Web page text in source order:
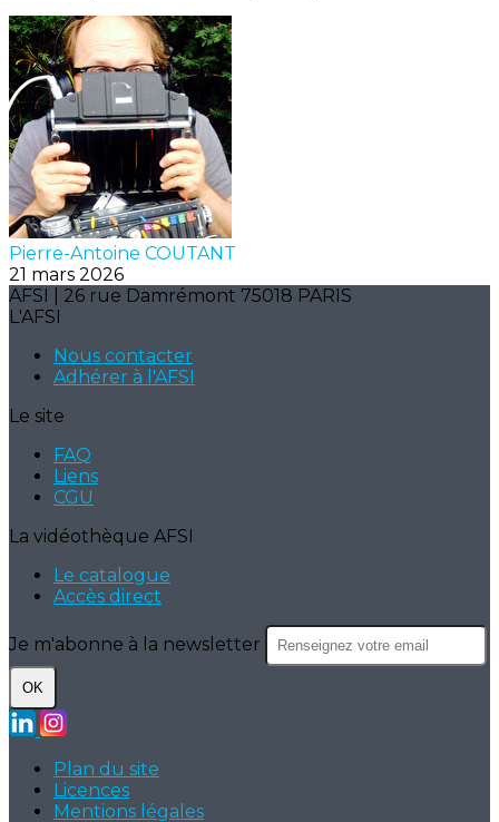
Pierre-Antoine COUTANT
21 mars 2026
AFSI | 26 rue Damrémont 75018 PARIS
L'AFSI
Nous contacter
Adhérer à l'AFSI
Le site
FAQ
Liens
CGU
La vidéothèque AFSI
Le catalogue
Accès direct
Je m'abonne à la newsletter
OK
Plan du site
Licences
Mentions légales